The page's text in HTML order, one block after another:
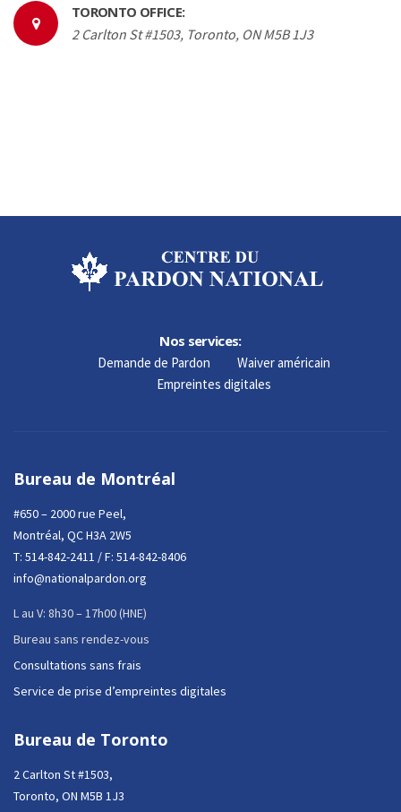
TORONTO OFFICE:
2 Carlton St #1503, Toronto, ON M5B 1J3
Nos services:
Demande de Pardon
Waiver américain
Empreintes digitales
Bureau de Montréal
#650 – 2000 rue Peel,
Montréal, QC H3A 2W5
T: 514-842-2411 / F: 514-842-8406
info@nationalpardon.org
L au V: 8h30 – 17h00 (HNE)
Bureau sans rendez-vous
Consultations sans frais
Service de prise d’empreintes digitales
Bureau de Toronto
2 Carlton St #1503,
Toronto, ON M5B 1J3